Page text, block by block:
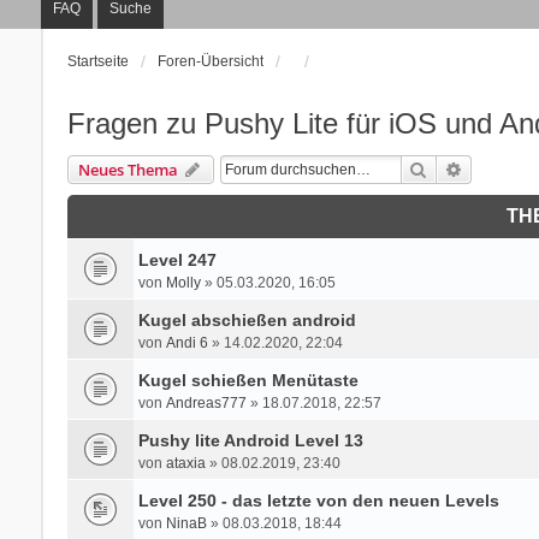
FAQ Suche
Startseite Foren-Übersicht
Fragen zu Pushy Lite für iOS und
Neues Thema Suche
Level 247
von Molly» 05.03.2020, 16:05
Kugel abschießen android
von Andi 6 » 14.02.2020, 22:04
Kugel schießen Menütaste
von Andreas777 » 18.07.2018, 22:57
Pushy lite Android Level 13
von ataxia » 08.02.2019, 23:40
Level 250 - das letzte von den neuen Levels
von NinaB» 08.03.2018, 18:44